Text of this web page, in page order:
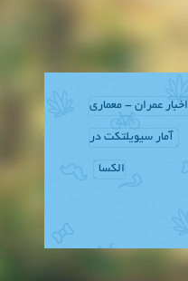
اخبار عمران - معماری
آمار سیویلتکت در
الکسا